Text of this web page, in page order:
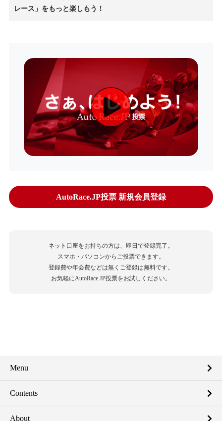
レース」をもっと楽しもう！
AutoRace.JP投票 新規会員登録
ネット口座をお持ちの方は、即日で登録完了。
スマホ・パソコンからご投票できます。
登録費や年会費などは無くご登録は無料です。
お気軽にAutoRace.JP投票をお試しください。
Menu
Contents
About